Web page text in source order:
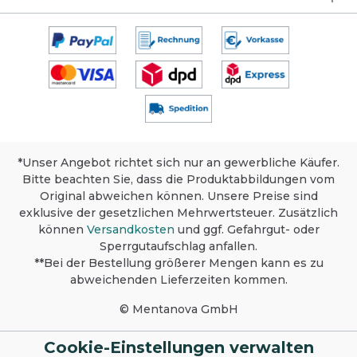
Produktinformation.
Biozidprodukte vorsichtig verwenden. Vor
Gebrauch stets Etikett und
Produktinformationen lesen. BAuA Reg.Nr.: N-
*Unser Angebot richtet sich nur an gewerbliche Käufer.
Bitte beachten Sie, dass die Produktabbildungen vom
Original abweichen können. Unsere Preise sind
exklusive der gesetzlichen Mehrwertsteuer. Zusätzlich
können Versandkosten und ggf. Gefahrgut- oder
Sperrgutaufschlag anfallen.
**Bei der Bestellung größerer Mengen kann es zu
abweichenden Lieferzeiten kommen.
© Mentanova GmbH
Cookie-Einstellungen verwalten